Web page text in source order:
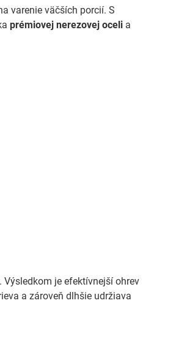
varenie väčších porcií. S
prémiovej nerezovej oceli a
. Výsledkom je efektívnejší ohrev
a zároveň dlhšie udržiava